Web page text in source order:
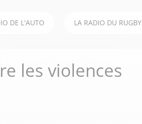
DE L'AUTO LA RADIO DU RUGBY
les violences